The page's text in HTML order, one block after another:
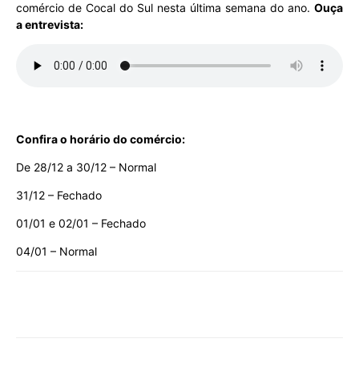
comércio de Cocal do Sul nesta última semana do ano. Ouça
a entrevista:
Confira o horário do comércio:
De 28/12 a 30/12 – Normal
31/12 – Fechado
01/01 e 02/01 – Fechado
04/01 – Normal